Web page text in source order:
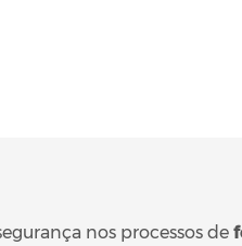
nos processos de